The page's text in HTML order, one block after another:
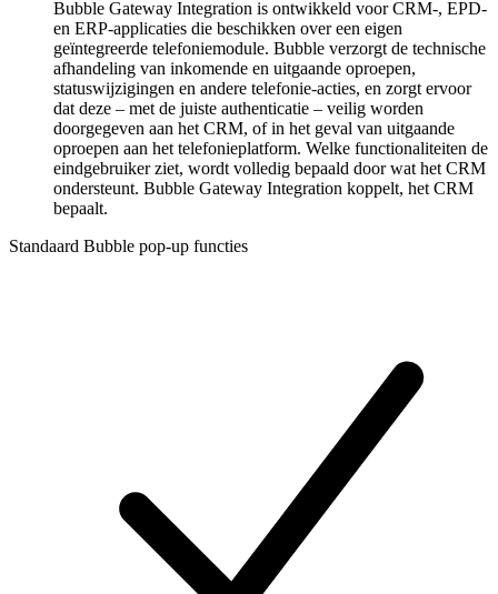
Bubble Gateway Integration is ontwikkeld voor CRM-, EPD-
en ERP-applicaties die beschikken over een eigen
geïntegreerde telefoniemodule. Bubble verzorgt de technische
afhandeling van inkomende en uitgaande oproepen,
statuswijzigingen en andere telefonie-acties, en zorgt ervoor
dat deze – met de juiste authenticatie – veilig worden
doorgegeven aan het CRM, of in het geval van uitgaande
oproepen aan het telefonieplatform. Welke functionaliteiten de
eindgebruiker ziet, wordt volledig bepaald door wat het CRM
ondersteunt. Bubble Gateway Integration koppelt, het CRM
bepaalt.
Standaard Bubble pop-up functies